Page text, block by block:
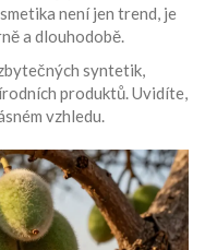
není jen trend, je
a dlouhodobě.
syntetik,
produktů. Uvidíte,
vzhledu.